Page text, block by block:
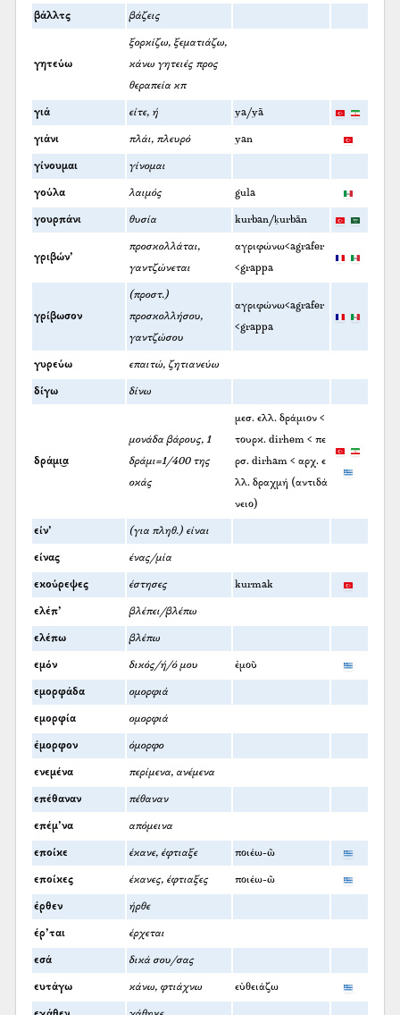
βάλλτς βάζεις
γητεύω
ξορκίζω, ξεματιάζω,
κάνω γητειές προς
θεραπεία κπ
γιά είτε, ή ya/yā
γιάνι πλάι, πλευρό yan
γίνουμαι γίνομαι
γούλα λαιμός gula
γουρπάνι θυσία kurban/ḳurbān
γριβών’
προσκολλάται,
γαντζώνεται
αγριφώνω<agrafer
<grappa
γρίβωσον
(προστ.)
προσκολλήσου,
γαντζώσου
αγριφώνω<agrafer
<grappa
γυρεύω επαιτώ, ζητιανεύω
δίγω δίνω
δράμι͜α
μονάδα βάρους, 1
δράμι=1/400 της
οκάς
μεσ. ελλ. δράμιον <
τουρκ. dirhem < πε
ρσ. dirham < αρχ. ε
λλ. δραχμή (αντιδά
νειο)
είν’ (για πληθ.) είναι
είνας ένας/μία
εκούρεψες έστησες kurmak
ελέπ’ βλέπει/βλέπω
ελέπω βλέπω
εμόν δικός/ή/ό μου ἐμοῦ
εμορφάδα ομορφιά
εμορφία ομορφιά
έμορφον όμορφο
ενεμένα περίμενα, ανέμενα
επέθαναν πέθαναν
επέμ’να απόμεινα
εποίκε έκανε, έφτιαξε ποιέω-ῶ
εποίκες έκανες, έφτιαξες ποιέω-ῶ
έρθεν ήρθε
έρ’ται έρχεται
εσά δικά σου/σας
ευτάγω κάνω, φτιάχνω εὐθειάζω